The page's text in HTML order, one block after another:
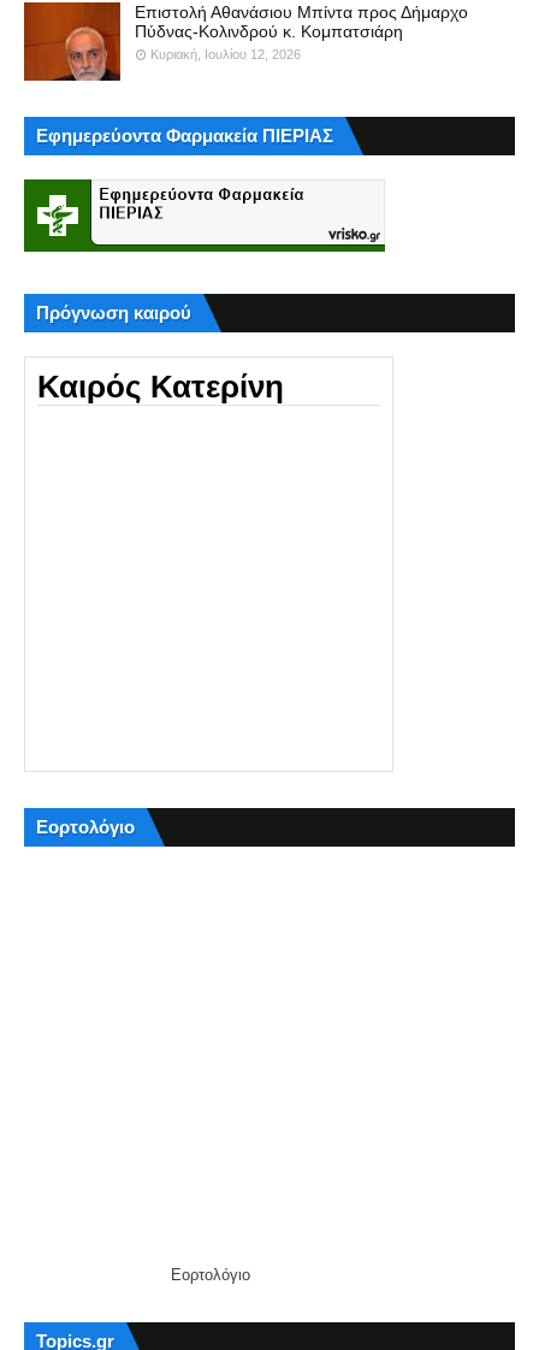
Επιστολή Αθανάσιου Μπίντα προς Δήμαρχο
Πύδνας-Κολινδρού κ. Κομπατσιάρη
Κυριακή, Ιουλίου 12, 2026
Εφημερεύοντα Φαρμακεία ΠΙΕΡΙΑΣ
Πρόγνωση καιρού
Καιρός Κατερίνη
Εορτολόγιο
Εορτολόγιο
Topics.gr